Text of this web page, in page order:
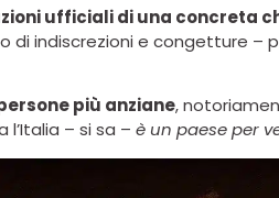
ufficiali di una concreta
di indiscrezioni e congetture
più anziane,
– si sa – è un paese per